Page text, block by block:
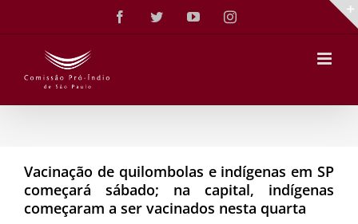
conteúdo
FacebookTwitterYouTubeInstagram
Vacinação de quilombolas e indígenas em SP
começará sábado; na capital, indígenas
começaram a ser vacinados nesta quarta